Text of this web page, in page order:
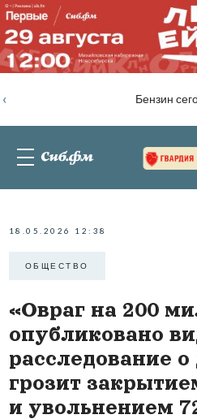
Бензин
‹
18.05.2026 12:38
ОБЩЕСТВО
«Овраг на 200
опубликовано
расследование о
грозит
и увольнением